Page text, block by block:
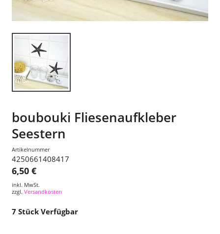
boubouki Fliesenaufkleber
Seestern
Artikelnummer
4250661408417
6,50 €
inkl. MwSt.
zzgl. Versandkosten
7 Stück Verfügbar